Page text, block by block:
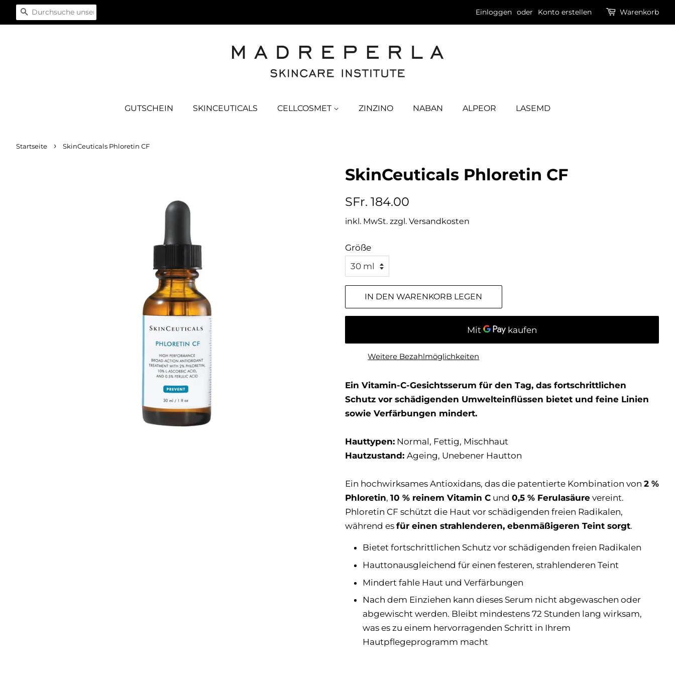
SUCHEN Einloggen oder Konto erstellen Warenkorb
GUTSCHEIN SKINCEUTICALS CELLCOSMET ZINZINO NABAN ALPEOR LASEMD
Startseite › SkinCeuticals Phloretin CF
SkinCeuticals Phloretin CF
Normaler
SFr. 184.00
inkl. MwSt. zzgl. Versandkosten
Größe
IN DEN WARENKORB LEGEN
Weitere Bezahlmöglichkeiten
Ein Vitamin-C-Gesichtsserum für den Tag, das fortschrittlichen
Schutz vor schädigenden Umwelteinflüssen bietet und feine Linien
sowie Verfärbungen mindert.
Hauttypen: Normal, Fettig, Mischhaut
Hautzustand: Ageing, Unebener Hautton
Ein hochwirksames Antioxidans, das die patentierte Kombination von 2 %
Phloretin, 10 % reinem Vitamin C und 0,5 % Ferulasäure vereint.
Phloretin CF schützt die Haut vor schädigenden freien Radikalen,
während es für einen strahlenderen, ebenmäßigeren Teint sorgt.
Bietet fortschrittlichen Schutz vor schädigenden freien Radikalen
Hauttonausgleichend für einen festeren, strahlenderen Teint
Mindert fahle Haut und Verfärbungen
Nach dem Einziehen kann dieses Serum nicht abgewaschen oder
abgewischt werden. Bleibt mindestens 72 Stunden lang wirksam,
was es zu einem hervorragenden Schritt in Ihrem
Hautpflegeprogramm macht